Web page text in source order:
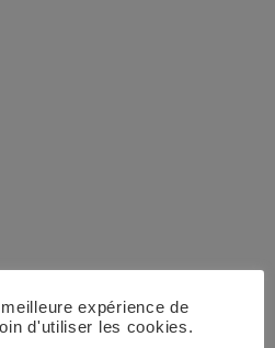
expérience de
d'utiliser les cookies.